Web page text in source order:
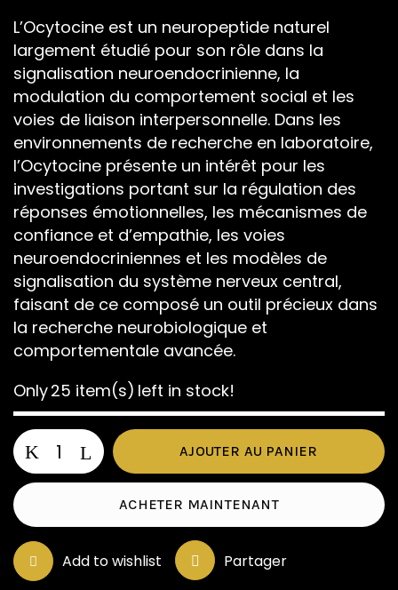
L’Ocytocine est un neuropeptide naturel
largement étudié pour son rôle dans la
signalisation neuroendocrinienne, la
modulation du comportement social et les
voies de liaison interpersonnelle. Dans les
environnements de recherche en laboratoire,
l’Ocytocine présente un intérêt pour les
investigations portant sur la régulation des
réponses émotionnelles, les mécanismes de
confiance et d’empathie, les voies
neuroendocriniennes et les modèles de
signalisation du système nerveux central,
faisant de ce composé un outil précieux dans
la recherche neurobiologique et
comportementale avancée.
Only25 item(s) left in stock!
quantité
de
OCYTOCINE
AJOUTER AU PANIER
ACHETER MAINTENANT
Add to wishlist Partager
Enregistrer mon nom, courriel et site
web dans le navigateur pour la
prochaine fois que je commenterai.